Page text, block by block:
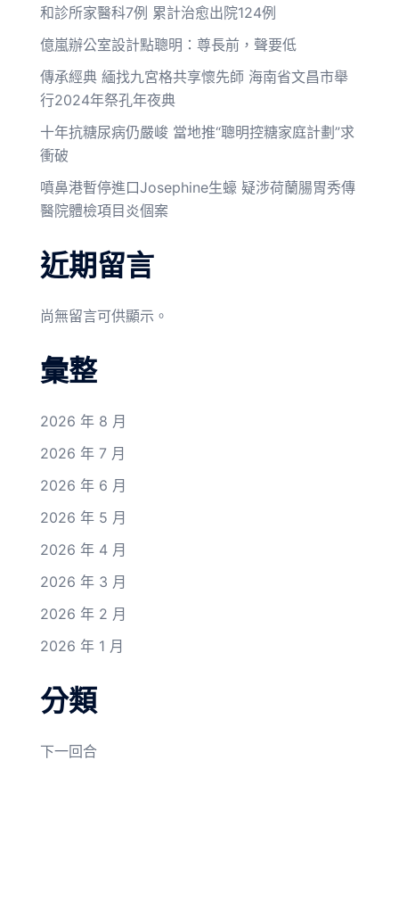
和診所家醫科7例 累計治愈出院124例
億嵐辦公室設計點聰明：尊長前，聲要低
傳承經典 緬找九宮格共享懷先師 海南省文昌市舉
行2024年祭孔年夜典
十年抗糖尿病仍嚴峻 當地推“聰明控糖家庭計劃”求
衝破
噴鼻港暫停進口Josephine生蠔 疑涉荷蘭腸胃秀傳
醫院體檢項目炎個案
近期留言
尚無留言可供顯示。
彙整
2026 年 8 月
2026 年 7 月
2026 年 6 月
2026 年 5 月
2026 年 4 月
2026 年 3 月
2026 年 2 月
2026 年 1 月
分類
下一回合